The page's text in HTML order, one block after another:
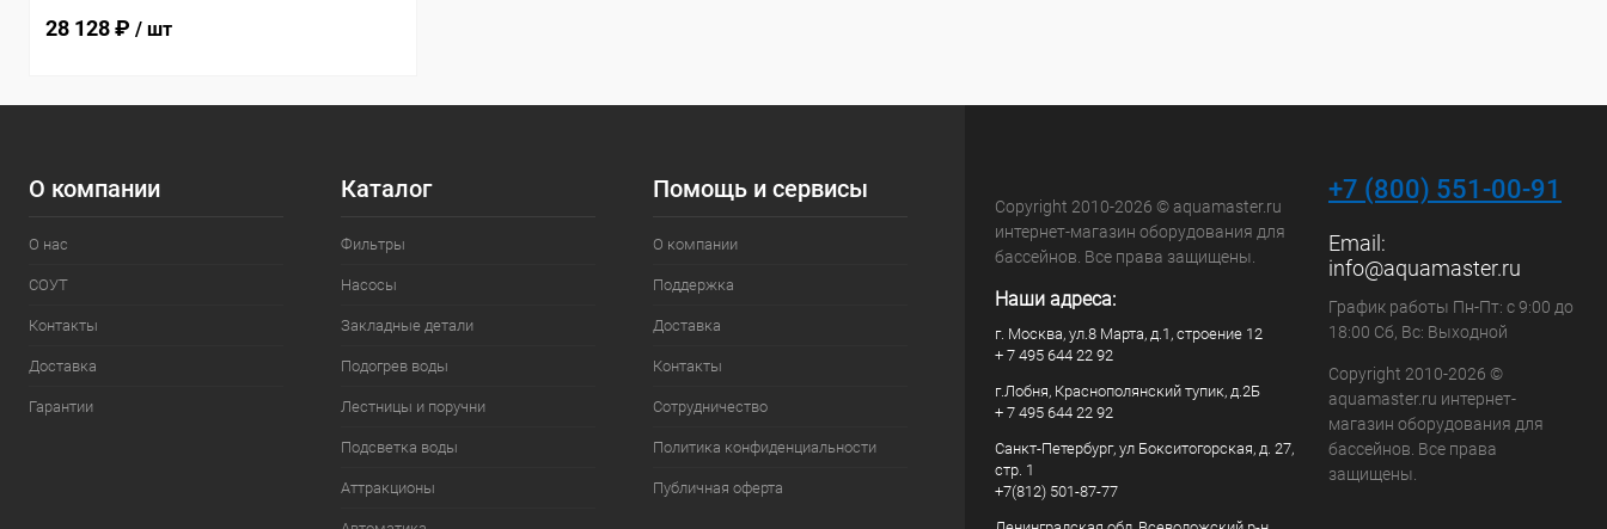
28 128 ₽ / шт
О компании
О нас
СОУТ
Контакты
Доставка
Гарантии
Каталог
Фильтры
Насосы
Закладные детали
Подогрев воды
Лестницы и поручни
Подсветка воды
Аттракционы
Помощь и сервисы
О компании
Поддержка
Доставка
Контакты
Сотрудничество
Политика конфиденциальности
Публичная оферта
Copyright 2010-2026 © aquamaster.ru
интернет-магазин оборудования для
бассейнов. Все права защищены.
Наши адреса:
г. Москва, ул.8 Марта, д.1, строение 12
+ 7 495 644 22 92
г.Лобня, Краснополянский тупик, д.2Б
+ 7 495 644 22 92
Санкт-Петербург, ул Бокситогорская, д. 27,
стр. 1
+7(812) 501-87-77
+7 (800) 551-00-91
Email:
info@aquamaster.ru
График работы Пн-Пт: с 9:00 до
18:00 Сб, Вс: Выходной
Copyright 2010-2026 ©
aquamaster.ru интернет-
магазин оборудования для
бассейнов. Все права
защищены.